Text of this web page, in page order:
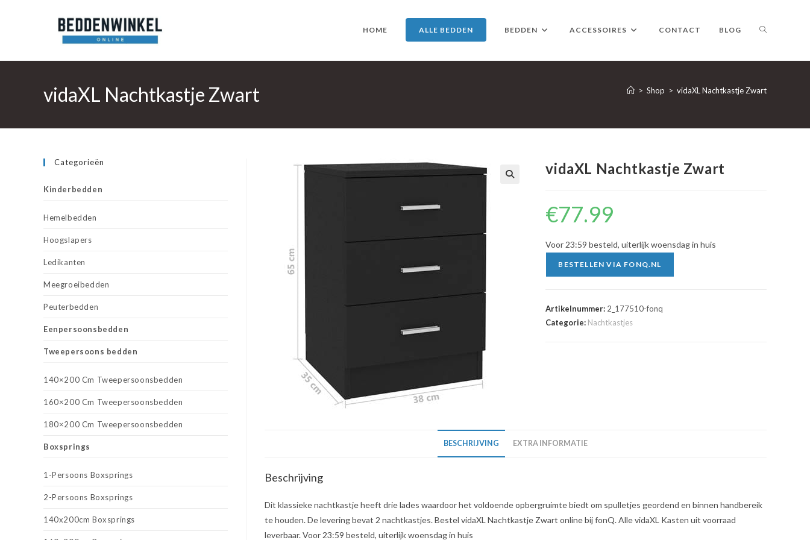
HOME ALLE BEDDEN BEDDEN ACCESSOIRES CONTACT BLOG TOGGLE
WEBSITE
vidaXL Nachtkastje Zwart > Shop > vidaXL Nachtkastje Zwart
vidaXL Nachtkastje Zwart
€77.99
Voor 23:59 besteld, uiterlijk woensdag in huis
BESTELLEN VIA FONQ.NL
Artikelnummer: 2_177510-fonq
Categorie: Nachtkastjes
BESCHRIJVING EXTRA INFORMATIE
Beschrijving
Dit klassieke nachtkastje heeft drie lades waardoor het voldoende opbergruimte biedt om spulletjes geordend en binnen handbereik
te houden. De levering bevat 2 nachtkastjes. Bestel vidaXL Nachtkastje Zwart online bij fonQ. Alle vidaXL Kasten uit voorraad
leverbaar. Voor 23:59 besteld, uiterlijk woensdag in huis
Categorieën
Kinderbedden
Hemelbedden
Hoogslapers
Ledikanten
Meegroeibedden
Peuterbedden
Eenpersoonsbedden
Tweepersoons bedden
140×200 Cm Tweepersoonsbedden
160×200 Cm Tweepersoonsbedden
180×200 Cm Tweepersoonsbedden
Boxsprings
1-Persoons Boxsprings
2-Persoons Boxsprings
140x200cm Boxsprings